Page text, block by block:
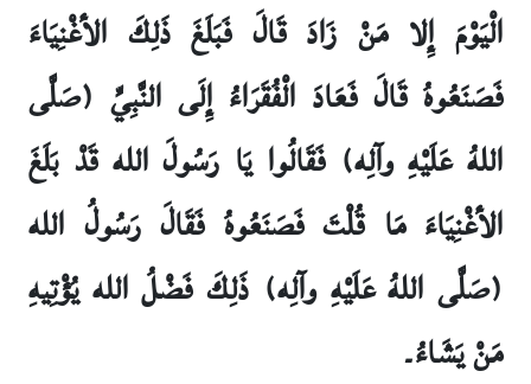
الْيَوْمَ إِلا مَنْ زَادَ قَالَ فَبَلَغَ ذَلِكَ الأغْنِيَاءَ
فَصَنَعُوهُ قَالَ فَعَادَ الْفُقَرَاءُ إِلَى النَّبِيِّ (صَلَّى
اللهُ عَلَيْهِ وآلِه) فَقَالُوا يَا رَسُولَ الله قَدْ بَلَغَ
الأغْنِيَاءَ مَا قُلْتَ فَصَنَعُوهُ فَقَالَ رَسُولُ الله
(صَلَّى اللهُ عَلَيْهِ وآلِه) ذَلِكَ فَضْلُ الله يُؤْتِيهِ
مَنْ يَشَاءُ۔